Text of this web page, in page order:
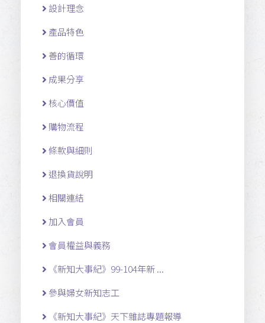
設計理念
產品特色
善的循環
成果分享
核心價值
購物流程
條款與細則
退換貨說明
相關連結
加入會員
會員權益與義務
《新知大事紀》99-104年新 ...
參與婦女新知志工
《新知大事紀》天下雜誌專題報導